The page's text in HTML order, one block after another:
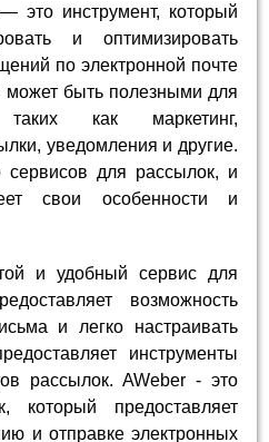
это инструмент, который
и оптимизировать
по электронной почте
быть полезными для
как маркетинг,
уведомления и другие.
сервисов для рассылок, и
свои особенности и
и удобный сервис для
возможность
и легко настраивать
инструменты
рассылок. AWeber - это
который предоставляет
и отправке электронных